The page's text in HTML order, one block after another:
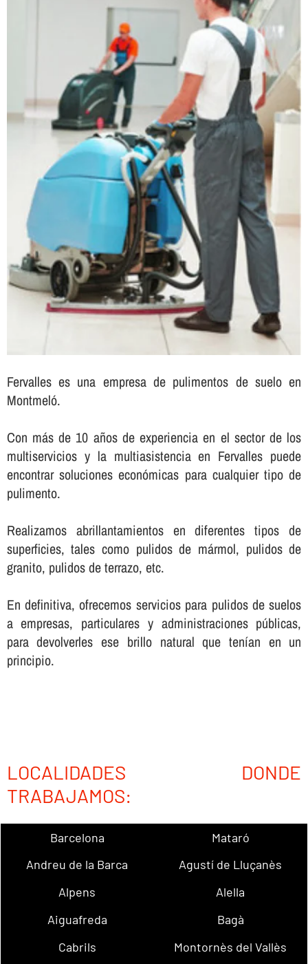
Fervalles es una empresa de pulimentos de suelo en
Montmeló.
Con más de 10 años de experiencia en el sector de los
multiservicios y la multiasistencia en Fervalles puede
encontrar soluciones económicas para cualquier tipo de
pulimento.
Realizamos abrillantamientos en diferentes tipos de
superficies, tales como pulidos de mármol, pulidos de
granito, pulidos de terrazo, etc.
En definitiva, ofrecemos servicios para pulidos de suelos
a empresas, particulares y administraciones públicas,
para devolverles ese brillo natural que tení­an en un
principio.
LOCALIDADES DONDE
TRABAJAMOS:
Barcelona
Mataró
Andreu de la Barca
Agustí de Lluçanès
Alpens
Alella
Aiguafreda
Bagà
Cabrils
Montornès del Vallès